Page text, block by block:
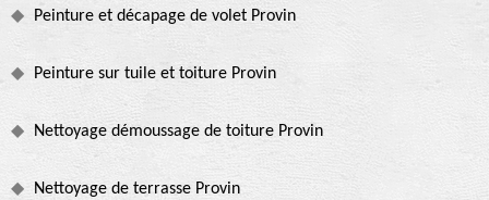
Peinture et décapage de volet Provin
Peinture sur tuile et toiture Provin
Nettoyage démoussage de toiture Provin
Nettoyage de terrasse Provin